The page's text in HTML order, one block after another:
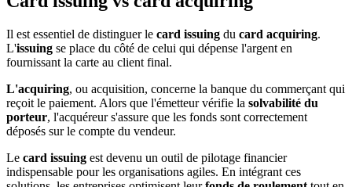
Il est essentiel de distinguer le card issuing du card acquiring.
L'issuing se place du côté de celui qui dépense l'argent en
fournissant la carte au client final.
L'acquiring, ou acquisition, concerne la banque du commerçant qui
reçoit le paiement. Alors que l'émetteur vérifie la solvabilité du
porteur, l'acquéreur s'assure que les fonds sont correctement
déposés sur le compte du vendeur.
Le card issuing est devenu un outil de pilotage financier
indispensable pour les organisations agiles. En intégrant ces